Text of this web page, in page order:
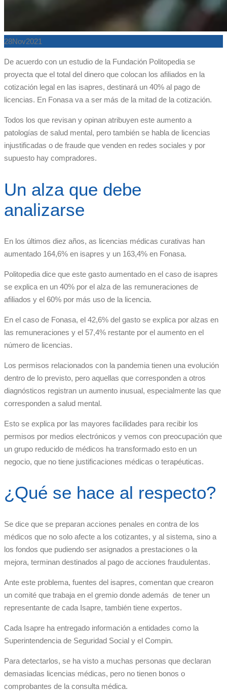
28Nov2021
De acuerdo con un estudio de la Fundación Politopedia se
proyecta que el total del dinero que colocan los afiliados en la
cotización legal en las isapres, destinará un 40% al pago de
licencias. En Fonasa va a ser más de la mitad de la cotización.
Todos los que revisan y opinan atribuyen este aumento a
patologías de salud mental, pero también se habla de licencias
injustificadas o de fraude que venden en redes sociales y por
supuesto hay compradores.
Un alza que debe
analizarse
En los últimos diez años, as licencias médicas curativas han
aumentado 164,6% en isapres y un 163,4% en Fonasa.
Politopedia dice que este gasto aumentado en el caso de isapres
se explica en un 40% por el alza de las remuneraciones de
afiliados y el 60% por más uso de la licencia.
En el caso de Fonasa, el 42,6% del gasto se explica por alzas en
las remuneraciones y el 57,4% restante por el aumento en el
número de licencias.
Los permisos relacionados con la pandemia tienen una evolución
dentro de lo previsto, pero aquellas que corresponden a otros
diagnósticos registran un aumento inusual, especialmente las que
corresponden a salud mental.
Esto se explica por las mayores facilidades para recibir los
permisos por medios electrónicos y vemos con preocupación que
un grupo reducido de médicos ha transformado esto en un
negocio, que no tiene justificaciones médicas o terapéuticas.
¿Qué se hace al respecto?
Se dice que se preparan acciones penales en contra de los
médicos que no solo afecte a los cotizantes, y al sistema, sino a
los fondos que pudiendo ser asignados a prestaciones o la
mejora, terminan destinados al pago de acciones fraudulentas.
Ante este problema, fuentes del isapres, comentan que crearon
un comité que trabaja en el gremio donde además de tener un
representante de cada Isapre, también tiene expertos.
Cada Isapre ha entregado información a entidades como la
Superintendencia de Seguridad Social y el Compin.
Para detectarlos, se ha visto a muchas personas que declaran
demasiadas licencias médicas, pero no tienen bonos o
comprobantes de la consulta médica.